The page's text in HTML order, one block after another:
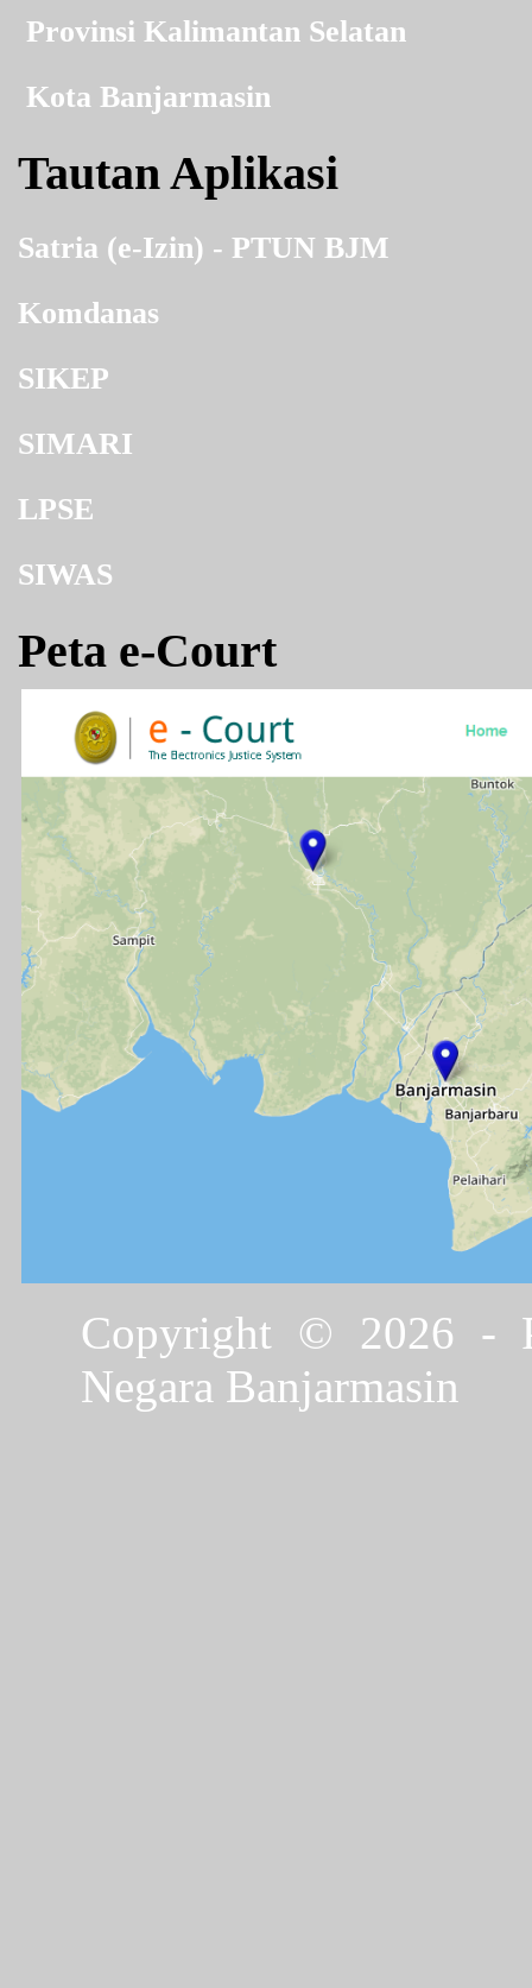
Provinsi Kalimantan Selatan
Kota Banjarmasin
Tautan Aplikasi
Satria (e-Izin) - PTUN BJM
Komdanas
SIKEP
SIMARI
LPSE
SIWAS
Peta e-Court
Copyright © 2026 -
Negara Banjarmasin